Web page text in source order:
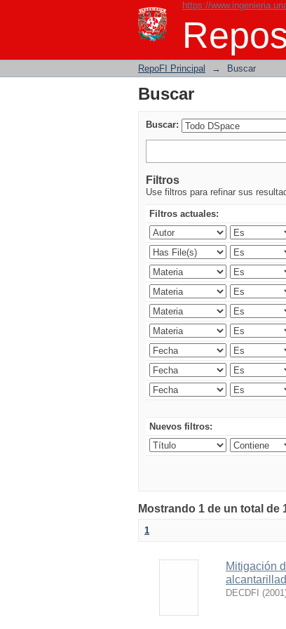
https://
Buscar
RepoFI Principal → Buscar
Buscar
Buscar:
Filtros
Use filtros para refinar sus
Filtros actuales:
Nuevos filtros:
Mostrando 1 de un total de
1
Mitigación
DECDFI (2001